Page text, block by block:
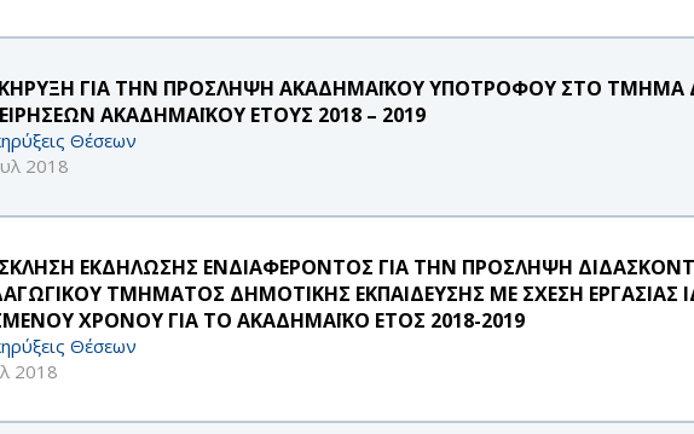
ΓΙΑ ΤΗΝ ΠΡΟΣΛΗΨΗ ΑΚΑΔΗΜΑΪΚΟΥ ΥΠΟΤΡΟΦΟΥ ΣΤΟ ΤΜΗΜΑ
ΑΚΑΔΗΜΑΪΚΟΥ ΕΤΟΥΣ 2018 – 2019
Θέσεων
2018
ΕΚΔΗΛΩΣΗΣ ΕΝΔΙΑΦΕΡΟΝΤΟΣ ΓΙΑ ΤΗΝ ΠΡΟΣΛΗΨΗ
ΤΜΗΜΑΤΟΣ ΔΗΜΟΤΙΚΗΣ ΕΚΠΑΙΔΕΥΣΗΣ ΜΕ ΣΧΕΣΗ ΕΡΓΑΣΙΑΣ
ΧΡΟΝΟΥ ΓΙΑ ΤΟ ΑΚΑΔΗΜΑΪΚΟ ΕΤΟΣ 2018-2019
Θέσεων
2018